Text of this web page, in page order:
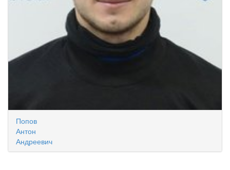
Попов
Антон
Андреевич